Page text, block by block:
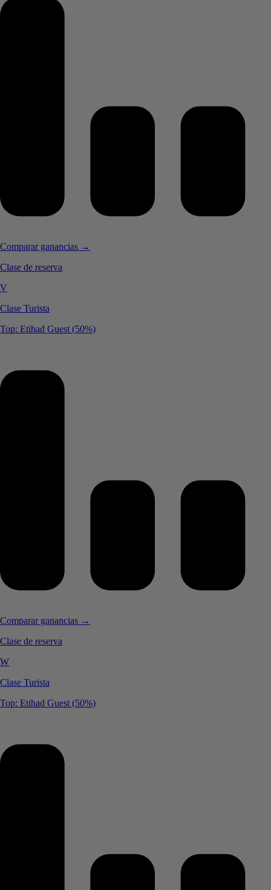
Comparar ganancias →
Clase de reserva
V
Clase Turista
Top: Etihad Guest (50%)
Comparar ganancias →
Clase de reserva
W
Clase Turista
Top: Etihad Guest (50%)